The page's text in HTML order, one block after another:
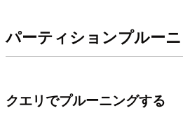
パーティションプルー
クエリでプルーニングする